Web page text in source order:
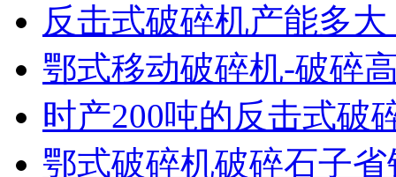
反击式破碎机产能多大
鄂式移动破碎机-破碎
时产200吨的反击式破
鄂式破碎机破碎石子